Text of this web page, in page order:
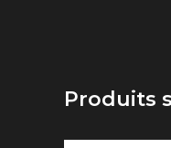
Produits